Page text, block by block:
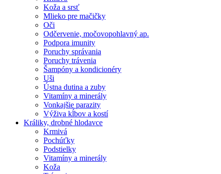
Koža a srsť
Mlieko pre mačičky
Oči
Odčervenie, močovopohlavný ap.
Podpora imunity
Poruchy správania
Poruchy trávenia
Šampóny a kondicionéry
Uši
Ústna dutina a zuby
Vitamíny a minerály
Vonkajšie parazity
Výživa kĺbov a kostí
Králiky, drobné hlodavce
Krmivá
Pochúťky
Podstielky
Vitamíny a minerály
Koža